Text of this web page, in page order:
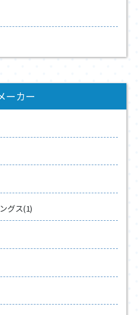
ーカー
グス(1)